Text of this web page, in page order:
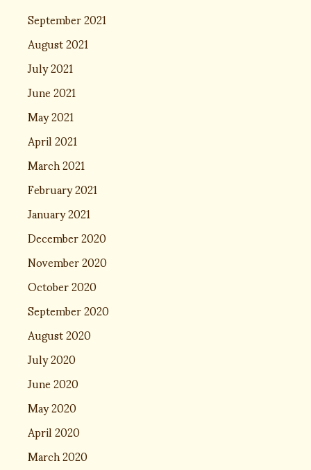
September 2021
August 2021
July 2021
June 2021
May 2021
April 2021
March 2021
February 2021
January 2021
December 2020
November 2020
October 2020
September 2020
August 2020
July 2020
June 2020
May 2020
April 2020
March 2020